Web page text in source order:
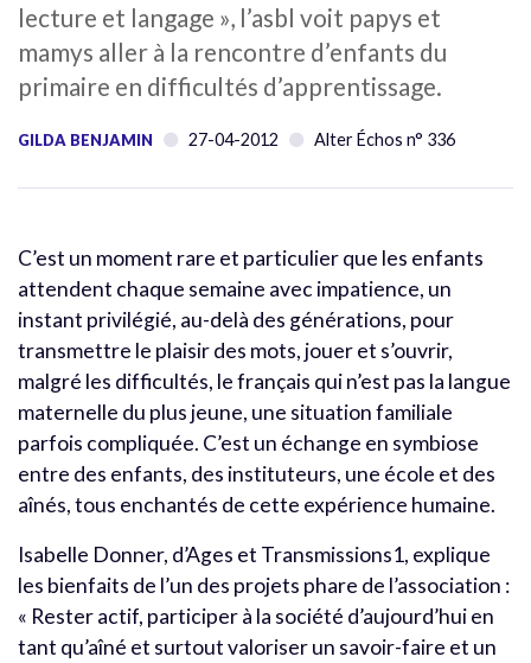
lecture et langage », l’asbl voit papys et
mamys aller à la rencontre d’enfants du
primaire en difficultés d’apprentissage.
GILDA BENJAMIN 27-04-2012 Alter Échos n° 336
C’est un moment rare et particulier que les enfants
attendent chaque semaine avec impatience, un
instant privilégié, au-delà des générations, pour
transmettre le plaisir des mots, jouer et s’ouvrir,
malgré les difficultés, le français qui n’est pas la langue
maternelle du plus jeune, une situation familiale
parfois compliquée. C’est un échange en symbiose
entre des enfants, des instituteurs, une école et des
aînés, tous enchantés de cette expérience humaine.
Isabelle Donner, d’Ages et Transmissions1, explique
les bienfaits de l’un des projets phare de l’association :
« Rester actif, participer à la société d’aujourd’hui en
tant qu’aîné et surtout valoriser un savoir-faire et un